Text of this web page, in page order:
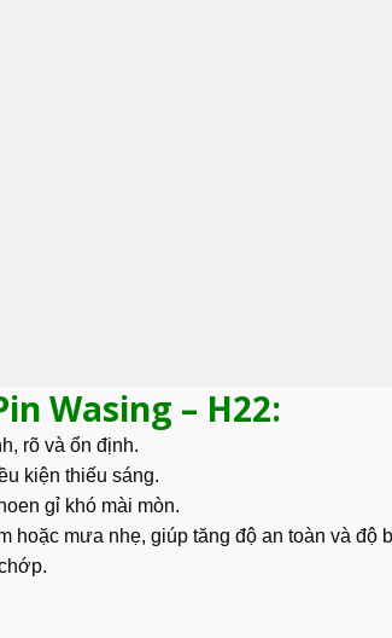
Wasing – H22:
rõ và ổn định.
kiện thiếu sáng.
gỉ khó mài mòn.
mưa nhẹ, giúp tăng độ an toàn và độ